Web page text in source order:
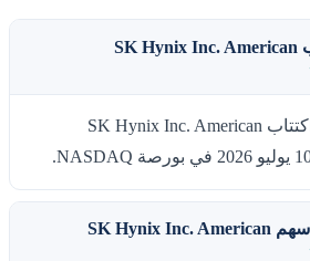
متى موعد طرح اكتتاب SK Hynix Inc. American
التاريخ المتوقع لطرح اكتتاب SK Hynix Inc. American
في أي بورصة سيُدرَج سهم SK Hynix Inc. American